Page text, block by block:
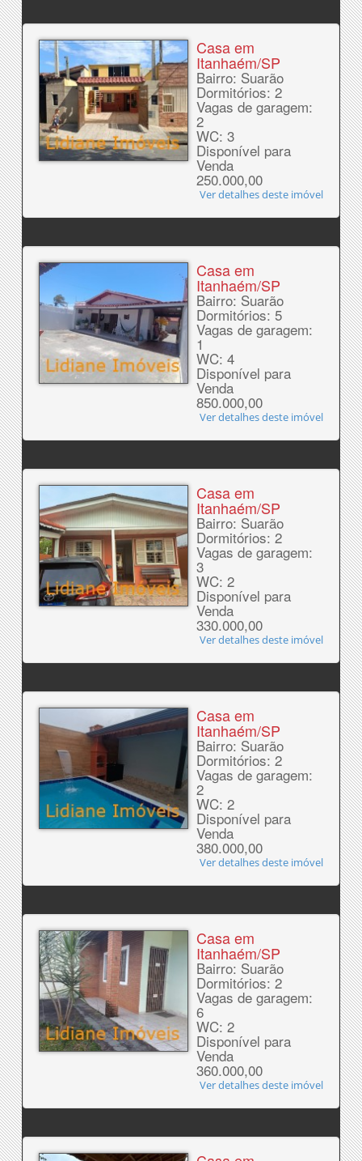
Casa em
Itanhaém/SP
Bairro: Suarão
Dormitórios: 2
Vagas de garagem:
2
WC: 3
Disponível para
Venda
250.000,00
Ver detalhes deste imóvel
Casa em
Itanhaém/SP
Bairro: Suarão
Dormitórios: 5
Vagas de garagem:
1
WC: 4
Disponível para
Venda
850.000,00
Ver detalhes deste imóvel
Casa em
Itanhaém/SP
Bairro: Suarão
Dormitórios: 2
Vagas de garagem:
3
WC: 2
Disponível para
Venda
330.000,00
Ver detalhes deste imóvel
Casa em
Itanhaém/SP
Bairro: Suarão
Dormitórios: 2
Vagas de garagem:
2
WC: 2
Disponível para
Venda
380.000,00
Ver detalhes deste imóvel
Casa em
Itanhaém/SP
Bairro: Suarão
Dormitórios: 2
Vagas de garagem:
6
WC: 2
Disponível para
Venda
360.000,00
Ver detalhes deste imóvel